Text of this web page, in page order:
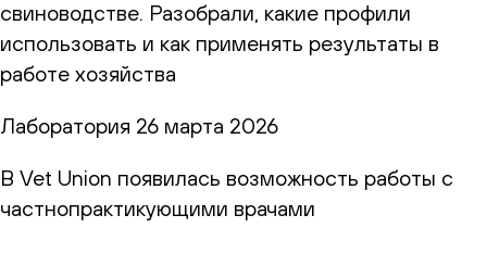
свиноводстве. Разобрали, какие профили
использовать и как применять результаты в
работе хозяйства
Лаборатория 26 марта 2026
В Vet Union появилась возможность работы с
частнопрактикующими врачами